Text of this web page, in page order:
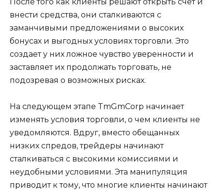
внести средства, они сталкиваются с
заманчивыми предложениями о высоких
бонусах и выгодных условиях торговли. Это
создает у них ложное чувство уверенности и
заставляет их продолжать торговать, не
подозревая о возможных рисках.
На следующем этапе TmGmCorp начинает
изменять условия торговли, о чем клиенты не
уведомляются. Вдруг, вместо обещанных
низких спредов, трейдеры начинают
сталкиваться с высокими комиссиями и
неудобными условиями. Эта манипуляция
приводит к тому, что многие клиенты начинают